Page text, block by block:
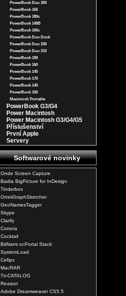
PowerBook Duo 250
PowerBook 165
PowerBook 180c
PowerBook 145B
PowerBook 165c
PowerBook Duo Dock
PowerBook Duo 230
PowerBook Duo 210
PowerBook 180
PowerBook 160
PowerBook 145
PowerBook 170
PowerBook 140
PowerBook 100
Macintosh Portable
PowerBook G3/G4
Power Macintosh
Power Macintosh G3/G4/G5
Příslušenství
První Apple
Servery
Softwarové novinky
Onde Screen Capture
Badia BigPicture for InDesign
Tinderbox
OmniGraphSketcher
GeoNamesTagger
Skype
Clarify
Corona
Cocktail
BitNami ocPortal Stack
SystemLoad
Cefipx
MacRAR
Tri-CATALOG
Reason
Adobe Dreamweaver CS5.5